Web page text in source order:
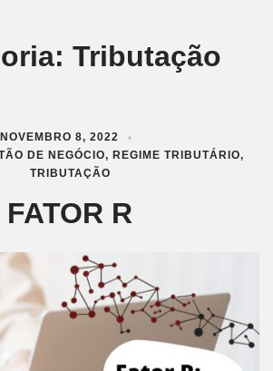
Tributação
NOVEMBRO 8, 2022
DE NEGÓCIO, REGIME TRIBUTÁRIO,
TRIBUTAÇÃO
FATOR R